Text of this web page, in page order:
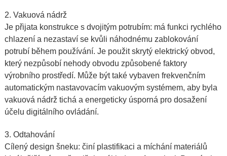
2. Vakuová nádrž
Je přijata konstrukce s dvojitým potrubím: má funkci rychlého
chlazení a nezastaví se kvůli náhodnému zablokování
potrubí během používání. Je použit skrytý elektrický obvod,
který nezpůsobí nehody obvodu způsobené faktory
výrobního prostředí. Může být také vybaven frekvenčním
automatickým nastavovacím vakuovým systémem, aby byla
vakuová nádrž tichá a energeticky úsporná pro dosažení
účelu digitálního ovládání.
3. Odtahování
Cílený design šneku: činí plastifikaci a míchání materiálů